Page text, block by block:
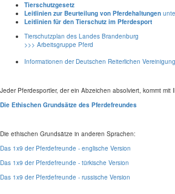
Tierschutzgesetz
Leitlinien zur Beurteilung von Pferdehaltungen
Leitlinien für den Tierschutz im Pferdesport
Tierschutzplan des Landes Brandenburg
>>> Arbeitsgruppe Pferd
Informationen der Deutschen Reiterlichen
Jeder Pferdesportler, der ein Abzeichen absolviert, kommt mit
Die Ethischen Grundsätze des Pferdefreundes
Die ethischen Grundsätze in anderen Sprachen:
Das 1x9 der Pferdefreunde - englische Version
Das 1x9 der Pferdefreunde - türkische Version
Das 1x9 der Pferdefreunde - russische Version